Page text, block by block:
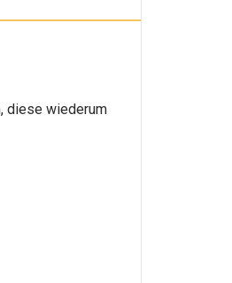
diese wiederum